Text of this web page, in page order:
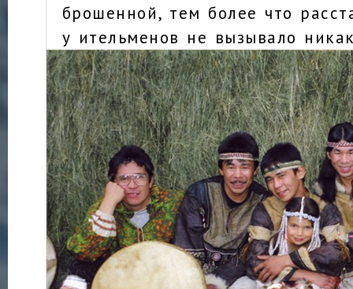
брошенной, тем более что
у ительменов не вызывало